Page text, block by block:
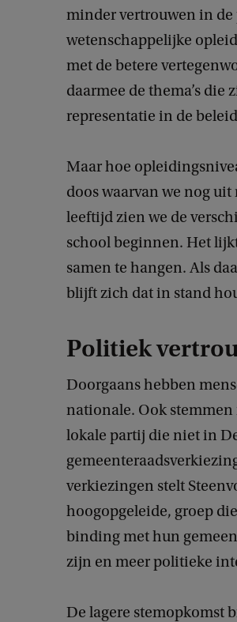
minder vertrouwen in de
wetenschappelijke
met de betere
daarmee de thema’s die
representatie in de
Maar hoe
doos waarvan we nog uit
leeftijd zien we de
school beginnen. Het
samen te hangen. Als
blijft zich dat in stand
Politiek
Doorgaans hebben
nationale. Ook stemmen
lokale partij die niet in
verkiezingen stelt
hoogopgeleide, groep
binding met hun
zijn en meer politieke
De lagere stemopkomst